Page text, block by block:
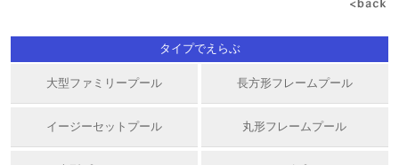
タイプでえらぶ
大型ファミリープール 長方形フレームプール
イージーセットプール 丸形フレームプール